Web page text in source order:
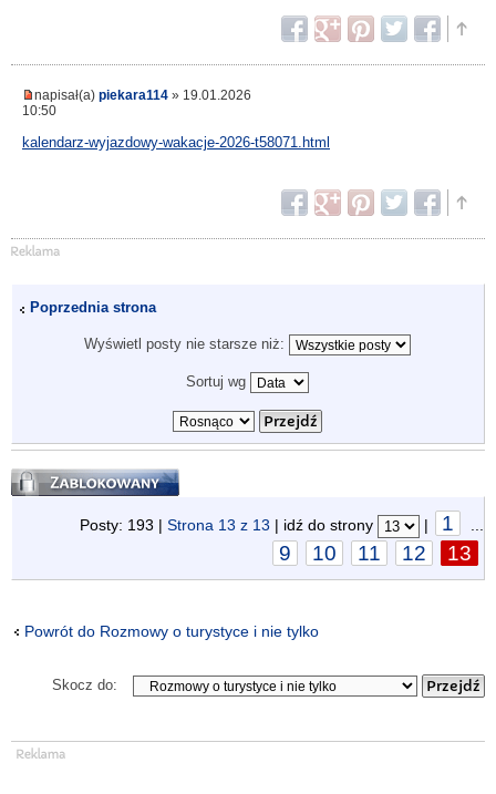
napisał(a) piekara114 » 19.01.2026
10:50
kalendarz-wyjazdowy-wakacje-2026-t58071.html
Poprzednia strona
Wyświetl posty nie starsze niż:
Sortuj wg
Zablokowany
Posty: 193 | Strona 13 z 13 | idź do strony | 1 ...
9 10 11 12 13
Powrót do Rozmowy o turystyce i nie tylko
Skocz do: